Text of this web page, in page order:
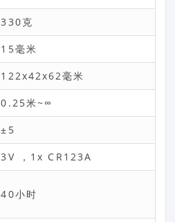
330克
15毫米
122x42x62毫米
0.25米~∞
±5
3V ，1x CR123A
40小时